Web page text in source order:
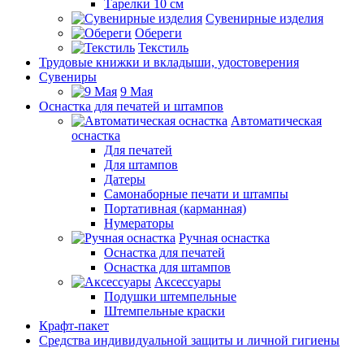
Тарелки 10 см
Сувенирные изделия
Обереги
Текстиль
Трудовые книжки и вкладыши, удостоверения
Сувениры
9 Мая
Оснастка для печатей и штампов
Автоматическая
оснастка
Для печатей
Для штампов
Датеры
Самонаборные печати и штампы
Портативная (карманная)
Нумераторы
Ручная оснастка
Оснастка для печатей
Оснастка для штампов
Аксессуары
Подушки штемпельные
Штемпельные краски
Крафт-пакет
Средства индивидуальной защиты и личной гигиены